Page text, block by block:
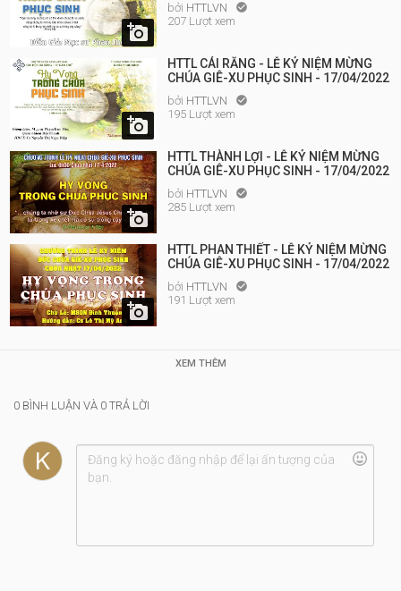

bởi HTTLVN 
207 Lượt xem

HTTL CÁI RĂNG - LỄ KỶ NIỆM MỪNG
CHÚA GIÊ-XU PHỤC SINH - 17/04/2022
bởi HTTLVN 
195 Lượt xem

HTTL THÀNH LỢI - LỄ KỶ NIỆM MỪNG
CHÚA GIÊ-XU PHỤC SINH - 17/04/2022
bởi HTTLVN 
285 Lượt xem

HTTL PHAN THIẾT - LỄ KỶ NIỆM MỪNG
CHÚA GIÊ-XU PHỤC SINH - 17/04/2022
bởi HTTLVN 
191 Lượt xem
XEM THÊM
0 BÌNH LUẬN VÀ 0 TRẢ LỜI